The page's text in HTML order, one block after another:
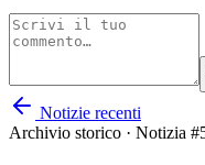
Notizie recenti
Archivio storico · Notizia #